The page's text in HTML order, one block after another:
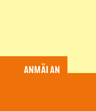
ANMÄLAN